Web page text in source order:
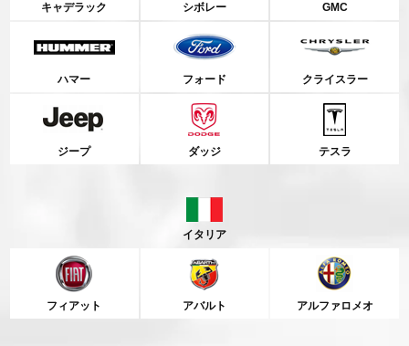
キャデラック シボレー GMC
ハマー フォード クライスラー
ジープ ダッジ テスラ
イタリア
フィアット アバルト アルファロメオ